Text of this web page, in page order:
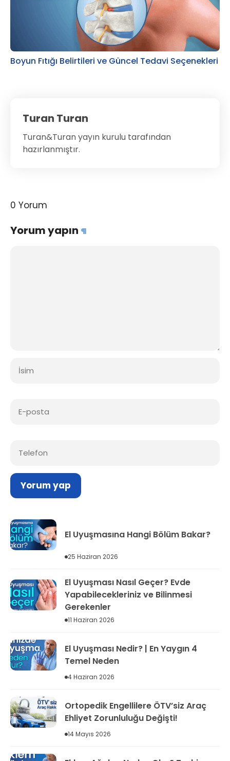
Boyun Fıtığı Belirtileri ve Güncel Tedavi Seçenekleri
Turan Turan
Turan&Turan yayın kurulu tarafından
hazırlanmıştır.
0 Yorum
Yorum yapın ¶
İsim
posta
El Uyuşmasına Hangi Bölüm Bakar?
25 Haziran 2026
El Uyuşması Nasıl Geçer? Evde
Yapabilecekleriniz ve Bilinmesi
Gerekenler
11 Haziran 2026
El Uyuşması Nedir? | En Yaygın 4
Temel Neden
4 Haziran 2026
Ortopedik Engellilere ÖTV’siz Araç
Ehliyet Zorunluluğu Değişti!
14 Mayıs 2026